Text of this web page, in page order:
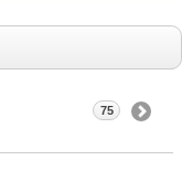
75